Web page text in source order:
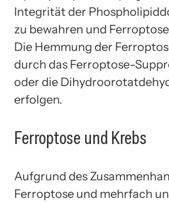
Integrität der
zu bewahren und
Die Hemmung der
durch das Ferroptose-
oder die
erfolgen.
Ferroptose und Krebs
Aufgrund des
Ferroptose und mehrfach